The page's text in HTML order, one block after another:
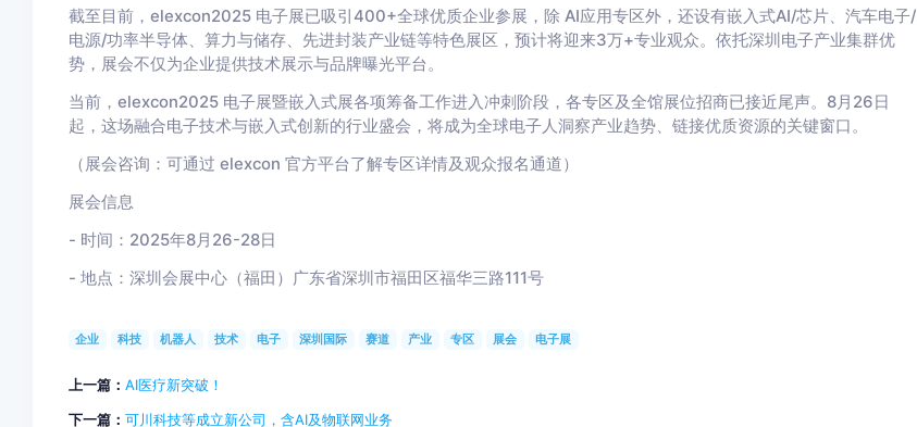
截至目前，elexcon2025 电子展已吸引400+全球优质企业参展，除 AI应用专区外，还设有嵌入式AI/芯片、汽车电子/
电源/功率半导体、算力与储存、先进封装产业链等特色展区，预计将迎来3万+专业观众。依托深圳电子产业集群优
势，展会不仅为企业提供技术展示与品牌曝光平台。
当前，elexcon2025 电子展暨嵌入式展各项筹备工作进入冲刺阶段，各专区及全馆展位招商已接近尾声。8月26日
起，这场融合电子技术与嵌入式创新的行业盛会，将成为全球电子人洞察产业趋势、链接优质资源的关键窗口。
（展会咨询：可通过 elexcon 官方平台了解专区详情及观众报名通道）
展会信息
- 时间：2025年8月26-28日
- 地点：深圳会展中心（福田）广东省深圳市福田区福华三路111号
企业 科技 机器人 技术 电子 深圳国际 赛道 产业 专区 展会 电子展
上一篇： AI医疗新突破！
下一篇： 可川科技等成立新公司，含AI及物联网业务